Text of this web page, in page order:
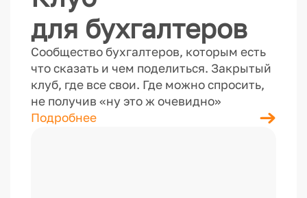
для бухгалтеров
Сообщество бухгалтеров, которым есть
что сказать и чем поделиться. Закрытый
клуб, где все свои. Где можно спросить,
не получив «ну это ж очевидно»
Подробнее